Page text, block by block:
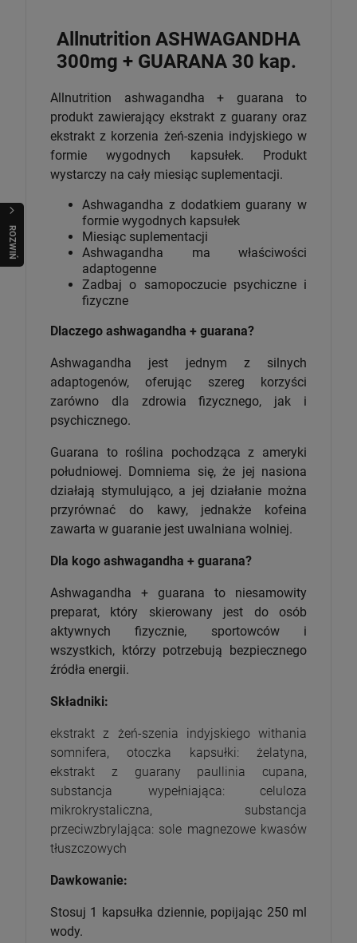
R
O
Z
W
I
Ń
O
B
I
Allnutrition ASHWAGANDHA
300mg + GUARANA 30 kap.
Allnutrition ashwagandha + guarana to
produkt zawierający ekstrakt z guarany oraz
ekstrakt z korzenia żeń-szenia indyjskiego w
formie wygodnych kapsułek. Produkt
wystarczy na cały miesiąc suplementacji.
Ashwagandha z dodatkiem guarany w
formie wygodnych kapsułek
Miesiąc suplementacji
Ashwagandha ma właściwości
adaptogenne
Zadbaj o samopoczucie psychiczne i
fizyczne
Dlaczego ashwagandha + guarana?
Ashwagandha jest jednym z silnych
adaptogenów, oferując szereg korzyści
zarówno dla zdrowia fizycznego, jak i
psychicznego.
Guarana to roślina pochodząca z ameryki
południowej. Domniema się, że jej nasiona
działają stymulująco, a jej działanie można
przyrównać do kawy, jednakże kofeina
zawarta w guaranie jest uwalniana wolniej.
Dla kogo ashwagandha + guarana?
Ashwagandha + guarana to niesamowity
preparat, który skierowany jest do osób
aktywnych fizycznie, sportowców i
wszystkich, którzy potrzebują bezpiecznego
źródła energii.
Składniki:
ekstrakt z żeń-szenia indyjskiego withania
somnifera, otoczka kapsułki: żelatyna,
ekstrakt z guarany paullinia cupana,
substancja wypełniająca: celuloza
mikrokrystaliczna, substancja
przeciwzbrylająca: sole magnezowe kwasów
tłuszczowych
Dawkowanie:
Stosuj 1 kapsułka dziennie, popijając 250 ml
wody.